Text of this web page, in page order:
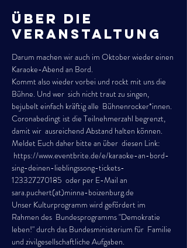
Über die
Veranstaltung
Darum machen wir auch im Oktober wieder einen
Karaoke-Abend an Bord.
Kommt also wieder vorbei und rockt mit uns die
Bühne. Und wer  sich nicht traut zu singen,
bejubelt einfach kräftig alle  Bühnenrocker*innen.
Coronabedingt ist die Teilnehmerzahl begrenzt,
damit wir  ausreichend Abstand halten können.
Meldet Euch daher bitte an über  diesen Link:
https://www.eventbrite.de/e/karaoke-an-bord-
sing-deinen-lieblingssong-tickets-
123327270185  oder per E-Mail an
sara.puchert(at)minna-boizenburg.de
Unser Kulturprogramm wird gefördert im
Rahmen des  Bundesprogramms "Demokratie
leben!" durch das Bundesministerium für  Familie
und zivilgesellschaftliche Aufgaben.